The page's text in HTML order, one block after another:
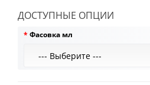
ДОСТУПНЫЕ ОПЦИИ
Фасовка мл